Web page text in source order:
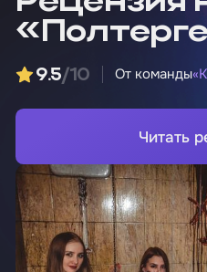
9.5/10 От команды
Читать